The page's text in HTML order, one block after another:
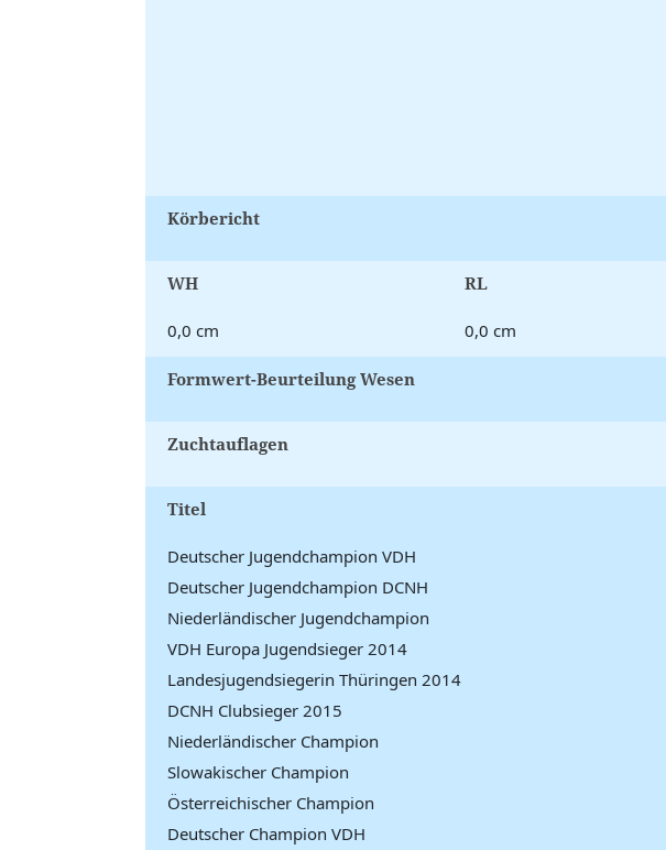
Körbericht
WH
0,0 cm
RL
0,0 cm
Formwert-Beurteilung Wesen
Zuchtauflagen
Titel
Deutscher Jugendchampion VDH
Deutscher Jugendchampion DCNH
Niederländischer Jugendchampion
VDH Europa Jugendsieger 2014
Landesjugendsiegerin Thüringen 2014
DCNH Clubsieger 2015
Niederländischer Champion
Slowakischer Champion
Österreichischer Champion
Deutscher Champion VDH